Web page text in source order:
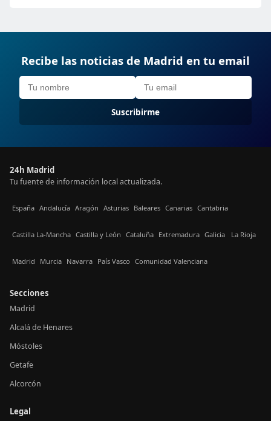
Recibe las noticias de Madrid en tu email
Suscribirme
24h Madrid
Tu fuente de información local actualizada.
España Andalucía Aragón Asturias Baleares Canarias Cantabria
Castilla La-Mancha Castilla y León Cataluña Extremadura Galicia La Rioja
Madrid Murcia Navarra País Vasco Comunidad Valenciana
Secciones
Madrid
Alcalá de Henares
Móstoles
Getafe
Alcorcón
Legal